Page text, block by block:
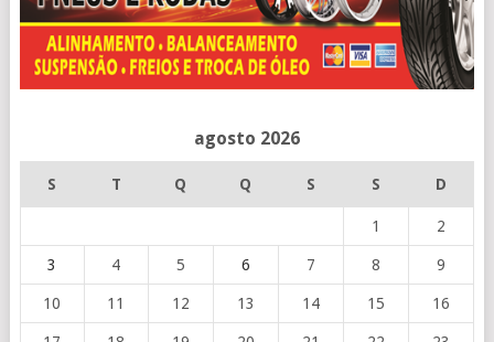
agosto 2026
S T Q Q S S D
1 2
3 4 5 6 7 8 9
10 11 12 13 14 15 16